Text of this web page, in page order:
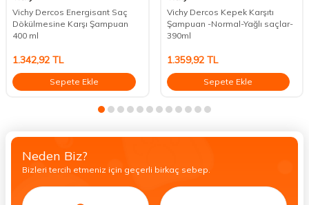
Vichy Dercos Energisant Saç
Dökülmesine Karşı Şampuan
400 ml
1.342,92 TL
Sepete Ekle
Vichy Dercos Kepek Karşıtı
Şampuan -Normal-Yağlı saçlar-
390ml
1.359,92TL
Sepete Ekle
Neden Biz?
Bizleri tercih etmeniz için geçerli birkaç sebep.